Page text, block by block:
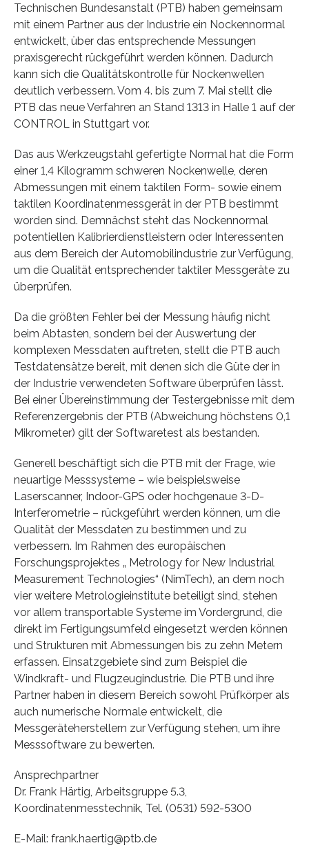
Technischen Bundesanstalt (PTB) haben gemeinsam
mit einem Partner aus der Industrie ein Nockennormal
entwickelt, über das entsprechende Messungen
praxisgerecht rückgeführt werden können. Dadurch
kann sich die Qualitätskontrolle für Nockenwellen
deutlich verbessern. Vom 4. bis zum 7. Mai stellt die
PTB das neue Verfahren an Stand 1313 in Halle 1 auf der
CONTROL in Stuttgart vor.
Das aus Werkzeugstahl gefertigte Normal hat die Form
einer 1,4 Kilogramm schweren Nockenwelle, deren
Abmessungen mit einem taktilen Form- sowie einem
taktilen Koordinatenmessgerät in der PTB bestimmt
worden sind. Demnächst steht das Nockennormal
potentiellen Kalibrierdienstleistern oder Interessenten
aus dem Bereich der Automobilindustrie zur Verfügung,
um die Qualität entsprechender taktiler Messgeräte zu
überprüfen.
Da die größten Fehler bei der Messung häufig nicht
beim Abtasten, sondern bei der Auswertung der
komplexen Messdaten auftreten, stellt die PTB auch
Testdatensätze bereit, mit denen sich die Güte der in
der Industrie verwendeten Software überprüfen lässt.
Bei einer Übereinstimmung der Testergebnisse mit dem
Referenzergebnis der PTB (Abweichung höchstens 0,1
Mikrometer) gilt der Softwaretest als bestanden.
Generell beschäftigt sich die PTB mit der Frage, wie
neuartige Messsysteme – wie beispielsweise
Laserscanner, Indoor-GPS oder hochgenaue 3-D-
Interferometrie – rückgeführt werden können, um die
Qualität der Messdaten zu bestimmen und zu
verbessern. Im Rahmen des europäischen
Forschungsprojektes „ Metrology for New Industrial
Measurement Technologies“ (NimTech), an dem noch
vier weitere Metrologieinstitute beteiligt sind, stehen
vor allem transportable Systeme im Vordergrund, die
direkt im Fertigungsumfeld eingesetzt werden können
und Strukturen mit Abmessungen bis zu zehn Metern
erfassen. Einsatzgebiete sind zum Beispiel die
Windkraft- und Flugzeugindustrie. Die PTB und ihre
Partner haben in diesem Bereich sowohl Prüfkörper als
auch numerische Normale entwickelt, die
Messgeräteherstellern zur Verfügung stehen, um ihre
Messsoftware zu bewerten.
Ansprechpartner
Dr. Frank Härtig, Arbeitsgruppe 5.3,
Koordinatenmesstechnik, Tel. (0531) 592-5300
E-Mail: frank.haertig@ptb.de